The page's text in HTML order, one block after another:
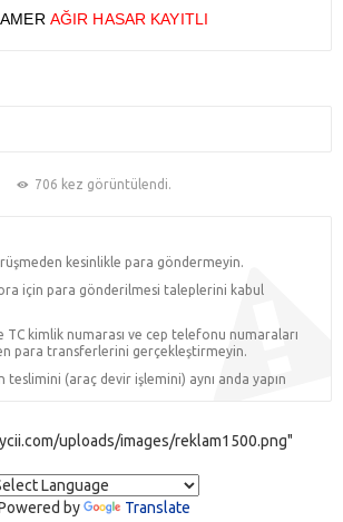
AĞIR HASAR KAYITLI
706 kez görüntülendi.
kesinlikle para göndermeyin.
için para gönderilmesi taleplerini kabul
TC kimlik numarası ve cep telefonu numaraları
para transferlerini gerçekleştirmeyin.
teslimini (araç devir işlemini) aynı anda yapın
uploads/images/reklam1500.png"
by Translate